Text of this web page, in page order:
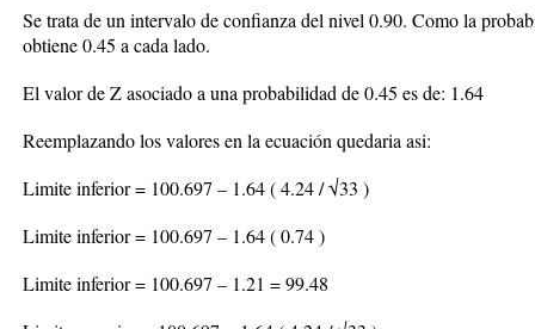
Se trata de un intervalo de confianza del nivel 0.90. Como la
obtiene 0.45 a cada lado.
El valor de Z asociado a una probabilidad de 0.45 es de: 1.64
Reemplazando los valores en la ecuación quedaria asi:
Limite inferior = 100.697 – 1.64 ( 4.24 / √33 )
Limite inferior = 100.697 – 1.64 ( 0.74 )
Limite inferior = 100.697 – 1.21 = 99.48